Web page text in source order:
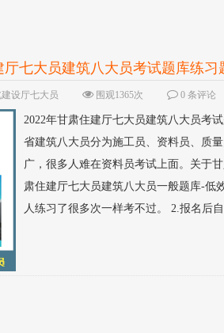
厅七大员建筑八大员考试题库练习
设厅七大员 围观1365次 0 条评论
2022年甘肃住建厅七大员建筑八大员考
省建筑八大员分为施工员、资料员、质
广，很多人难在资料员考试上面。关于
肃住建厅七大员建筑八大员一般题库-低
人练习了很多次一样考不过。 2.报名后